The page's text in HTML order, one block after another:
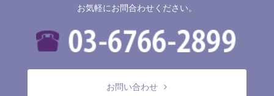
お気軽にお問合わせください。
お問い合わせ